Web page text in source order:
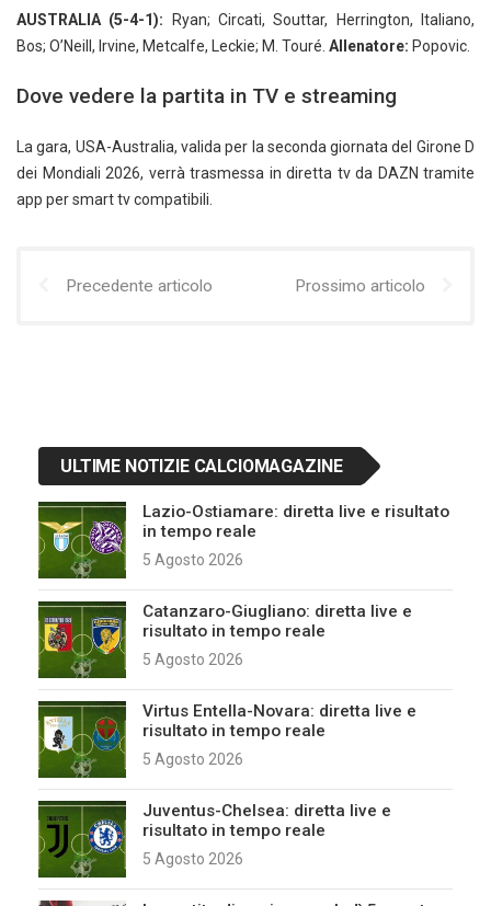
AUSTRALIA (5-4-1): Ryan; Circati, Souttar, Herrington, Italiano,
Bos; O’Neill, Irvine, Metcalfe, Leckie; M. Touré. Allenatore: Popovic.
Dove vedere la partita in TV e streaming
La gara, USA-Australia, valida per la seconda giornata del Girone D
dei Mondiali 2026, verrà trasmessa in diretta tv da DAZN tramite
app per smart tv compatibili.
Precedente articolo Prossimo articolo
ULTIME NOTIZIE CALCIOMAGAZINE
Lazio-Ostiamare: diretta live e risultato
in tempo reale
5 Agosto 2026
Catanzaro-Giugliano: diretta live e
risultato in tempo reale
5 Agosto 2026
Virtus Entella-Novara: diretta live e
risultato in tempo reale
5 Agosto 2026
Juventus-Chelsea: diretta live e
risultato in tempo reale
5 Agosto 2026